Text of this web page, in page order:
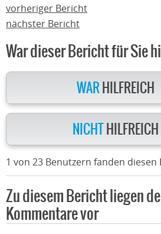
vorheriger Bericht
nächster Bericht
War dieser Bericht für Sie
WAR HILFREICH
NICHT HILFREICH
1 von 23 Benutzern fanden
Zu diesem Bericht liegen
Kommentare vor